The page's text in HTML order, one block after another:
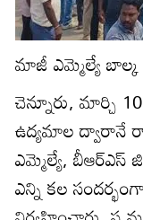
మాజీ ఎమ్మెల్యే
చెన్నూరు, మార్చి
ఉద్యమాల ద్వారానే
ఎమ్మెల్యే, బీఆర్‌ఎస్‌
ఎన్ని కల